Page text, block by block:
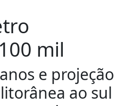
mil
e projeção
ao sul